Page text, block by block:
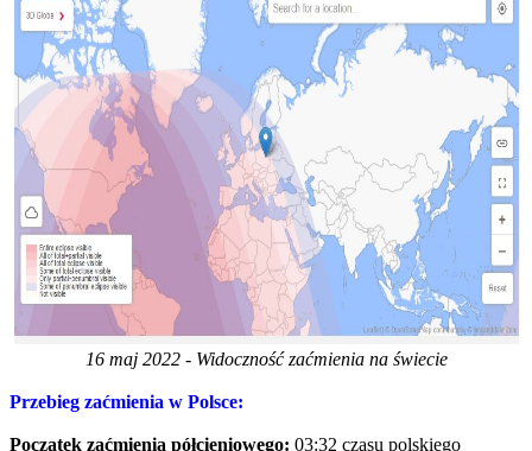
16 maj 2022 - Widoczność zaćmienia na świecie
Przebieg zaćmienia w Polsce:
Początek zaćmienia półcieniowego: 03:32 czasu polskiego